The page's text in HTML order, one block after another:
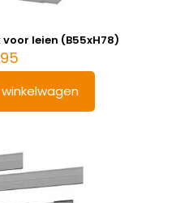
voor leien (B55xH78)